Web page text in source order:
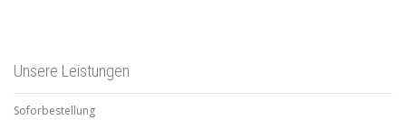
Unsere Leistungen
Soforbestellung